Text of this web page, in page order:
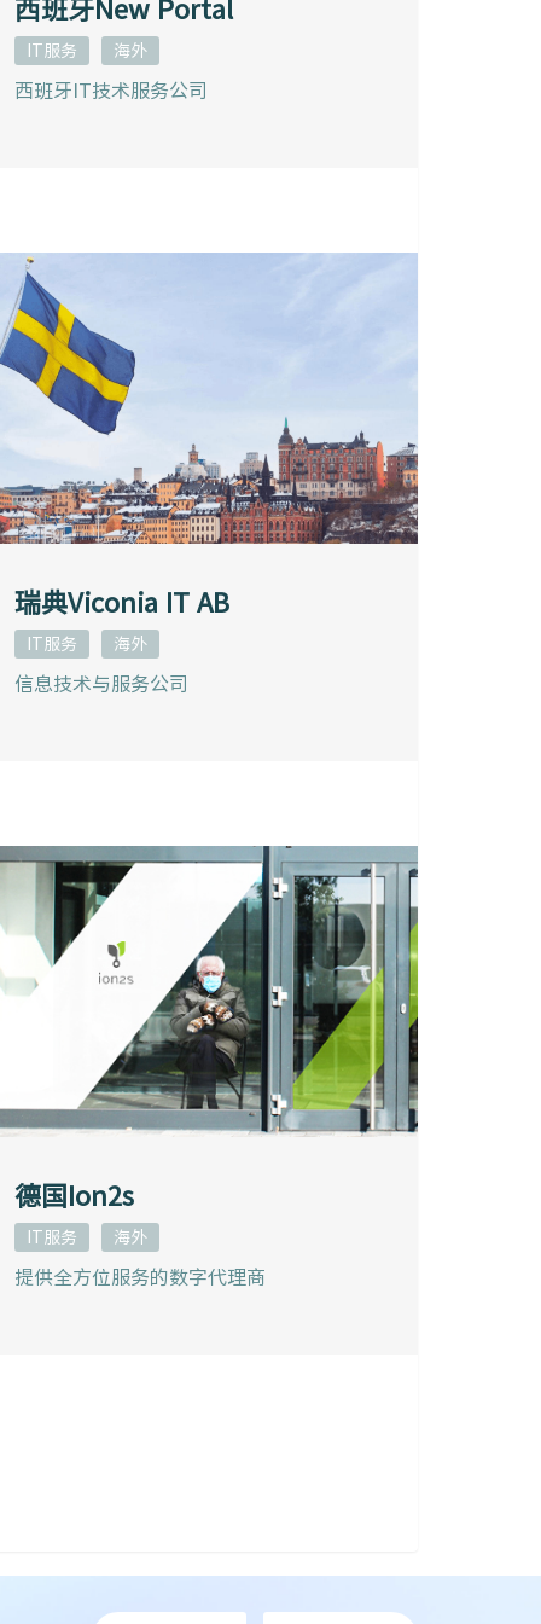
西班牙New Portal
IT服务 海外
西班牙IT技术服务公司
瑞典Viconia IT AB
IT服务 海外
信息技术与服务公司
德国Ion2s
IT服务 海外
提供全方位服务的数字代理商